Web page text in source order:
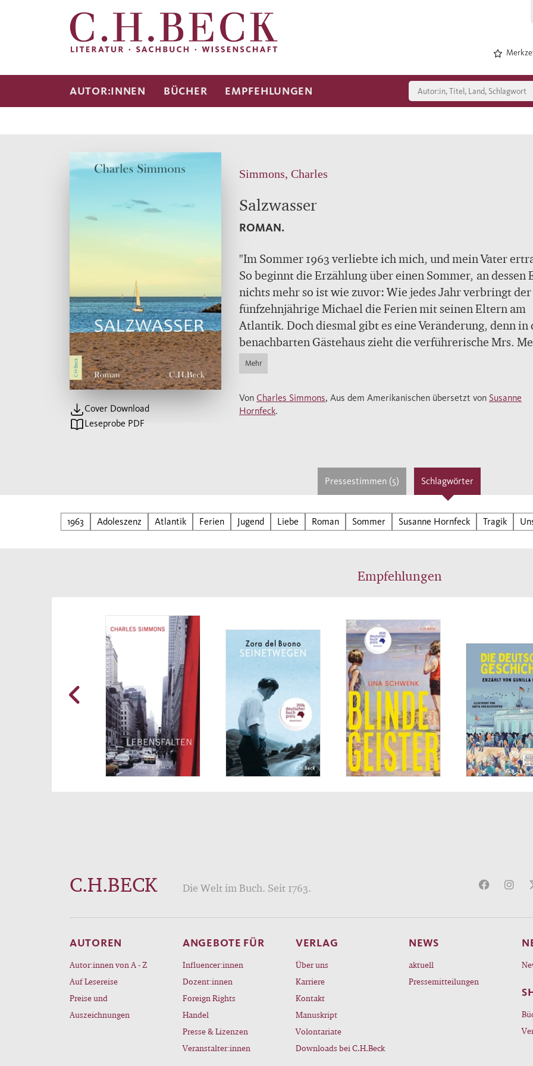
AUTOR:INNEN BÜCHER EMPFEHLUNGEN
Cover Download
Leseprobe PDF
Simmons, Charles
Salzwasser
ROMAN.
"Im Sommer 1963 verliebte ich mich, und mein Vater
So beginnt die Erzählung über einen Sommer, an dessen
nichts mehr so ist wie zuvor: Wie jedes Jahr verbringt der
fünfzehnjährige Michael die Ferien mit seinen Eltern am
Atlantik. Doch diesmal gibt es eine Veränderung, denn in
benachbarten Gästehaus zieht die verführerische Mrs.
mit ihrer zwanzigjährigen Tochter Zina ein. Die
Andersartigkeit und Offenheit, die die beiden Frauen
umgeben, faszinieren nicht nur Michael. Augenblicklich
verliebt er sich in die schöne Zina und ist ihren Kaprizen
Kindheit zusammen, und es kommt zum tragischen Ende
Sommers. In der Neuerzählung von Turgenjews Novelle
wehmütig den Verlust der kindlichen Unschuld, der die
Mehr
Von Charles Simmons, Aus dem Amerikanischen übersetzt von Susanne
Hornfeck.
Pressestimmen (5) Schlagwörter
1963 Adoleszenz Atlantik Ferien Jugend Liebe Roman Sommer Susanne Hornfeck Tragik
Empfehlungen
C.H.BECK Die Welt im Buch. Seit 1763.
AUTOREN
Autor:innen von A - Z
Auf Lesereise
Preise und
Auszeichnungen
ANGEBOTE FÜR
Influencer:innen
Dozent:innen
Foreign Rights
Handel
Presse & Lizenzen
Veranstalter:innen
VERLAG
Über uns
Karriere
Kontakt
Manuskript
Volontariate
Downloads bei C.H.Beck
NEWS
aktuell
Pressemitteilungen